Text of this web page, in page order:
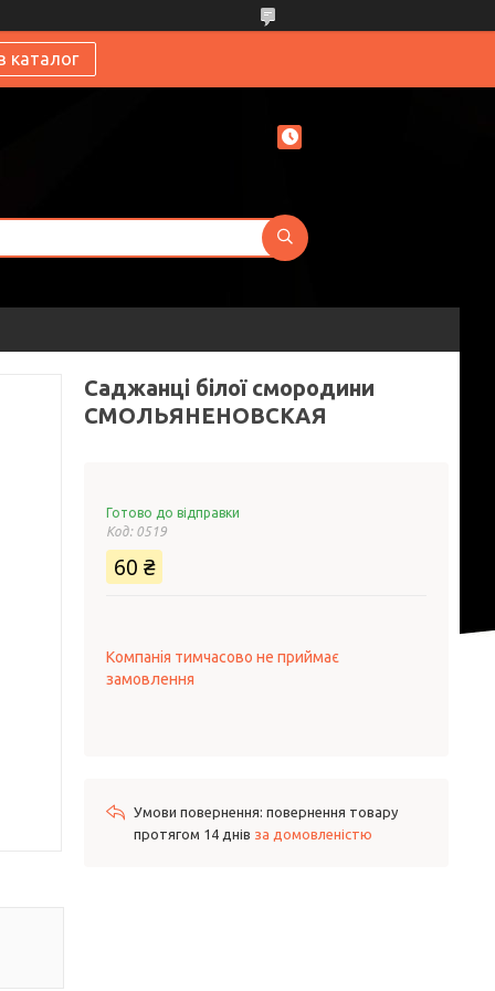
каталог
Саджанці білої смородини
СМОЛЬЯНЕНОВСКАЯ
Готово до відправки
Код: 0519
60 ₴
Компанія тимчасово не приймає
замовлення
повернення товару
протягом 14 днів за домовленістю